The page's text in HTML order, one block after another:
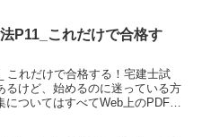
P11_これだけで合格す
これだけで合格する！宅建士試
るけど、始めるのに迷っている方
ついてはすべてWeb上のPDFを